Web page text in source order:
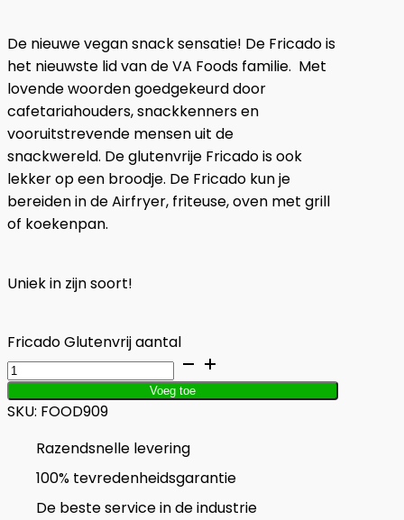
De nieuwe vegan snack sensatie! De Fricado is
het nieuwste lid van de VA Foods familie. Met
lovende woorden goedgekeurd door
cafetariahouders, snackkenners en
vooruitstrevende mensen uit de
snackwereld. De glutenvrije Fricado is ook
lekker op een broodje. De Fricado kun je
bereiden in de Airfryer, friteuse, oven met grill
of koekenpan.
Uniek in zijn soort!
Fricado Glutenvrij aantal
Voeg toe
SKU: FOOD909
Razendsnelle levering
100% tevredenheidsgarantie
De beste service in de industrie